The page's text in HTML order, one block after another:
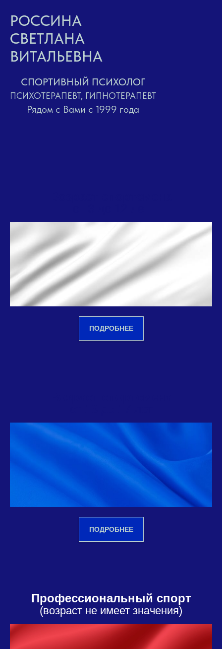
РОССИНА
СВЕТЛАНА
ВИТАЛЬЕВНА
СПОРТИВНЫЙ ПСИХОЛОГ
ПСИХОТЕРАПЕВТ, ГИПНОТЕРАПЕВТ
Рядом с Вами с 1999 года
ПОДРОБНЕЕ
ПОДРОБНЕЕ
Профессиональный спорт
(возраст не имеет значения)